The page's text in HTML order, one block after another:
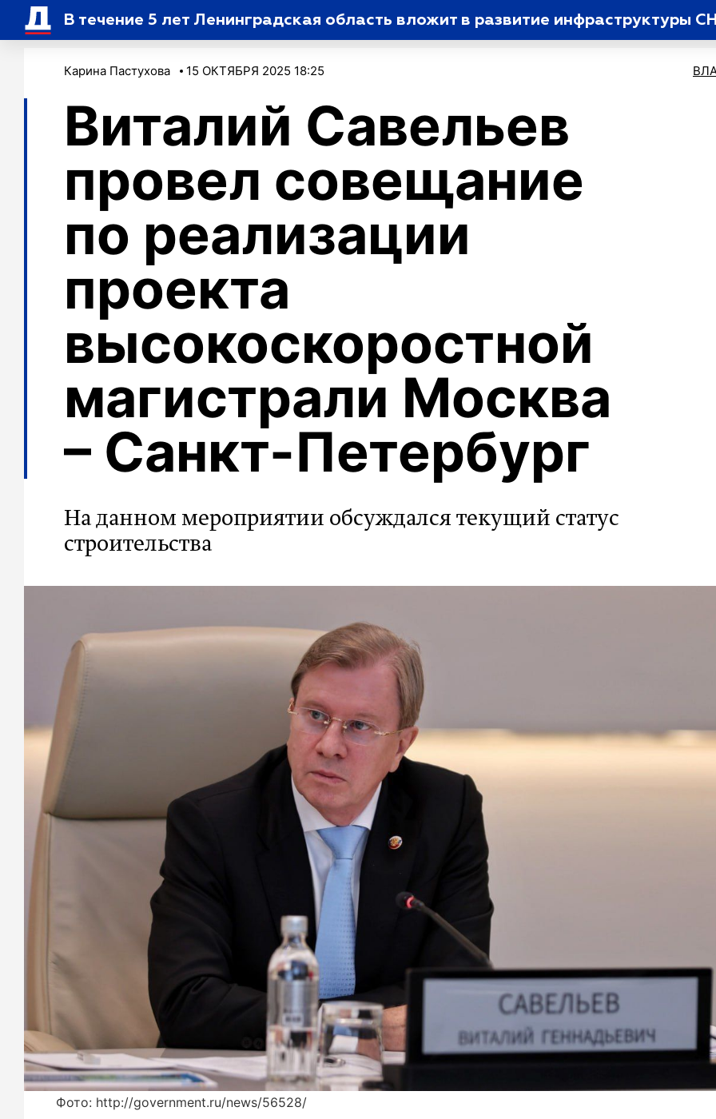
В течение 5 лет Ленинградская область вложит в развитие инфраструктуры
Карина Пастухова 15 ОКТЯБРЯ 2025 18:25
Виталий Савельев
провел совещание
по реализации
проекта
высокоскоростной
магистрали Москва
– Санкт-Петербург
На данном мероприятии обсуждался текущий статус
строительства
Фото: http://government.ru/news/56528/